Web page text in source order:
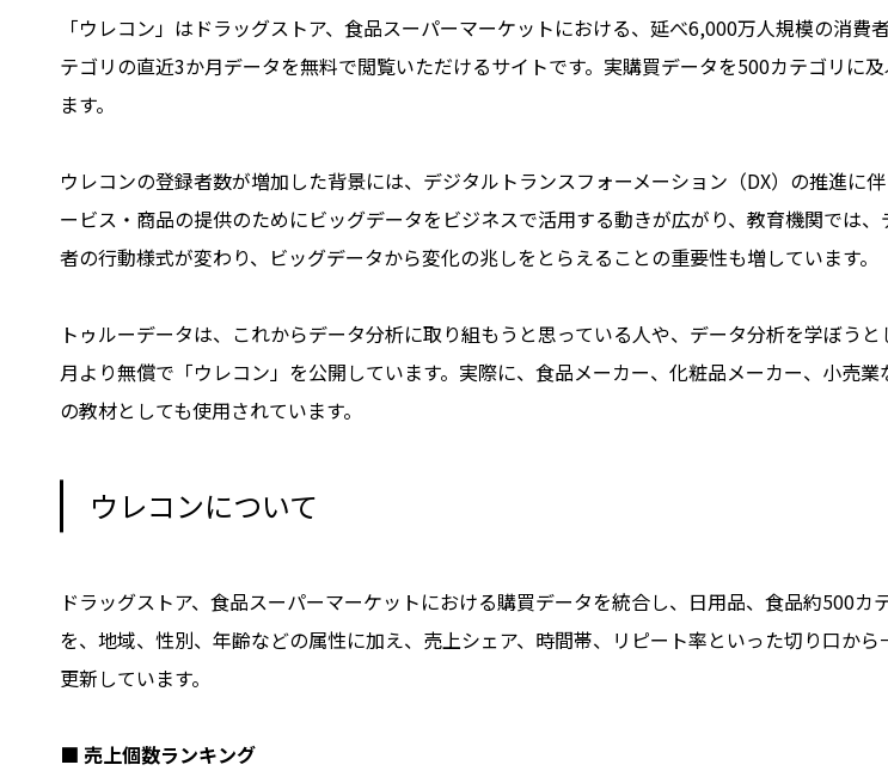
「ウレコン」はドラッグストア、食品スーパーマーケットにおける、延べ6,000万人規模の消
テゴリの直近3か月データを無料で閲覧いただけるサイトです。実購買データを500カテゴリに
ます。
ウレコンの登録者数が増加した背景には、デジタルトランスフォーメーション（DX）の推進
ービス・商品の提供のためにビッグデータをビジネスで活用する動きが広がり、教育機関では
者の行動様式が変わり、ビッグデータから変化の兆しをとらえることの重要性も増しています。
トゥルーデータは、これからデータ分析に取り組もうと思っている人や、データ分析を学ぼう
月より無償で「ウレコン」を公開しています。実際に、食品メーカー、化粧品メーカー、小売
の教材としても使用されています。
ウレコンについて
ドラッグストア、食品スーパーマーケットにおける購買データを統合し、日用品、食品約500
を、地域、性別、年齢などの属性に加え、売上シェア、時間帯、リピート率といった切り口か
更新しています。
■ 売上個数ランキング